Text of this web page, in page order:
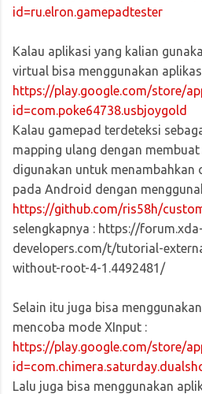
id=ru.elron.gamepadtester
Kalau aplikasi yang kalian
virtual bisa menggunakan
https://play.google.com/store/
id=com.poke64738.usbjoygold
Kalau gamepad terdeteksi
mapping ulang dengan
digunakan untuk menambahkan
pada Android dengan
https://github.com/ris58h/
selengkapnya : https://forum.xda-
developers.com/t/tutorial-
without-root-4-1.4492481/
Selain itu juga bisa
mencoba mode XInput :
https://play.google.com/store/
Lalu juga bisa menggunakan